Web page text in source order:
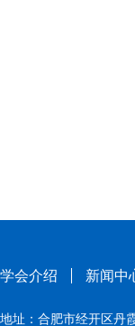
学会介绍 新闻中
地址：合肥市经开区丹